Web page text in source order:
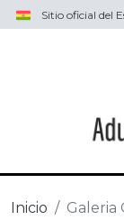
Pasar alSitio oficial del
Inicio Galeria